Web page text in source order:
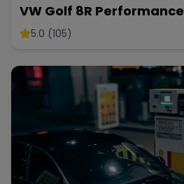
VW Golf 8R Performance
5.0 (105)